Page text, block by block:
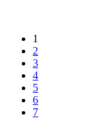
1
2
3
4
5
6
7